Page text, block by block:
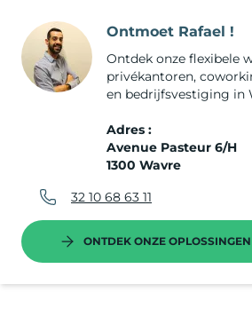
Ontmoet Rafael !
Ontdek onze flexibele
privékantoren,
en bedrijfsvestiging in
Adres :
Avenue Pasteur 6/H
1300 Wavre
32 10 68 63 11
ONTDEK ONZE OPLOSSINGEN